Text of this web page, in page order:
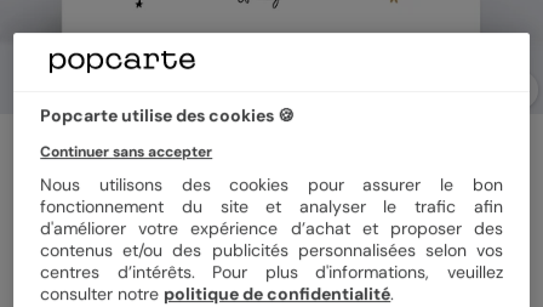
Invitation anniversaire enfant
Licorne Étoilée
Format 14x14 cm plié
Popcarte utilise des cookies 🍪
Continuer sans accepter
Nous utilisons des cookies pour assurer le bon
fonctionnement du site et analyser le trafic afin
d'améliorer votre expérience d’achat et proposer des
contenus et/ou des publicités personnalisées selon vos
centres d’intérêts. Pour plus d'informations, veuillez
consulter notre politique de confidentialité.